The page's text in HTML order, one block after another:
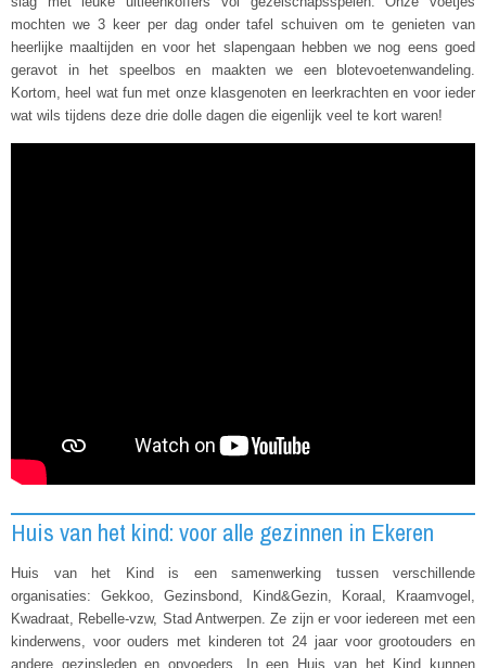
mochten we 3 keer per dag onder tafel schuiven om te genieten van
heerlijke maaltijden en voor het slapengaan hebben we nog eens goed
geravot in het speelbos en maakten we een blotevoetenwandeling.
Kortom, heel wat fun met onze klasgenoten en leerkrachten en voor ieder
wat wils tijdens deze drie dolle dagen die eigenlijk veel te kort waren!
Huis van het kind: voor alle gezinnen in Ekeren
Huis van het Kind is een samenwerking tussen verschillende
organisaties: Gekkoo, Gezinsbond, Kind&Gezin, Koraal, Kraamvogel,
Kwadraat, Rebelle-vzw, Stad Antwerpen. Ze zijn er voor iedereen met een
kinderwens, voor ouders met kinderen tot 24 jaar voor grootouders en
andere gezinsleden en opvoeders. In een Huis van het Kind kunnen